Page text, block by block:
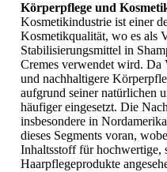
Körperpflege und
Kosmetikindustrie ist einer
Kosmetikqualität, wo es als
Stabilisierungsmittel in
Cremes verwendet wird. Da
und nachhaltigere
aufgrund seiner natürlichen
häufiger eingesetzt. Die
insbesondere in
dieses Segments voran,
Inhaltsstoff für hochwertige,
Haarpflegeprodukte